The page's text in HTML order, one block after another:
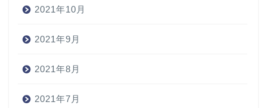
2021年10月
2021年9月
2021年8月
2021年7月